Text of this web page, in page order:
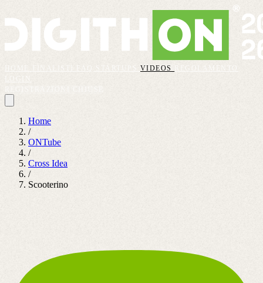
VIDEOS
REGOLAMENTO
Home
/
ONTube
/
Cross Idea
/
Scooterino